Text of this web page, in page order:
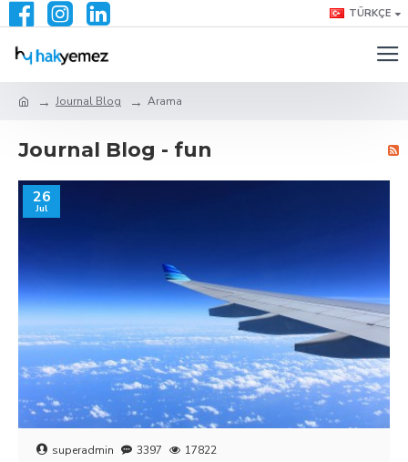
TÜRKÇE
Journal Blog Arama
Journal Blog - fun
26
Jul
superadmin 3397 17822